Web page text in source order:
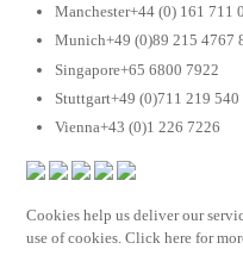
Manchester+44 (0) 161 711
Munich+49 (0)89 215 4767
Singapore+65 6800 7922
Stuttgart+49 (0)711 219 540
Vienna+43 (0)1 226 7226
Cookies help us deliver our
use of cookies. Click here for